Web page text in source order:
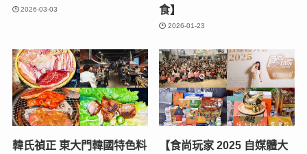
2026-03-03
食】
2026-01-23
韓氏禎正 東大門韓國特色料
【食尚玩家 2025 自媒體大